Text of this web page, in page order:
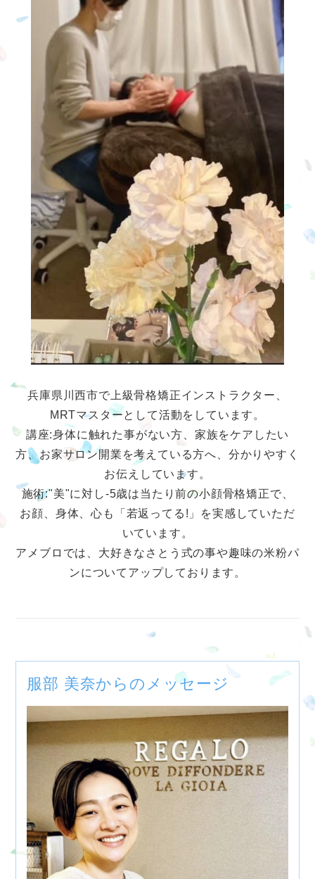
兵庫県川西市で上級骨格矯正インストラクター、
MRTマスターとして活動をしています。
講座:身体に触れた事がない方、家族をケアしたい
方、お家サロン開業を考えている方へ、分かりやすく
お伝えしています。
施術:"美"に対し-5歳は当たり前の小顔骨格矯正で、
お顔、身体、心も「若返ってる!」を実感していただ
いています。
アメブロでは、大好きなさとう式の事や趣味の米粉パ
ンについてアップしております。
服部 美奈からのメッセージ